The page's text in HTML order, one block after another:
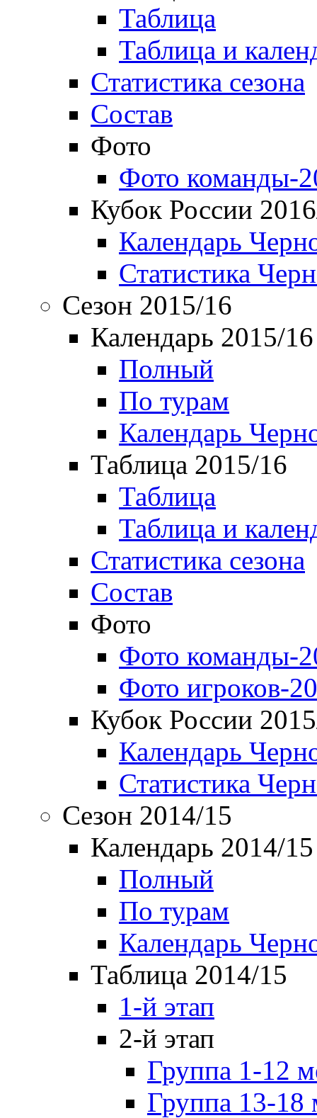
Таблица
Таблица и
Статистика сезона
Состав
Фото
Фото команды-
Кубок России
Календарь
Статистика
Сезон 2015/16
Календарь 2015/16
Полный
По турам
Календарь
Таблица 2015/16
Таблица
Таблица и
Статистика сезона
Состав
Фото
Фото команды-
Фото игроков-
Кубок России
Календарь
Статистика
Сезон 2014/15
Календарь 2014/15
Полный
По турам
Календарь
Таблица 2014/15
1-й этап
2-й этап
Группа 1-12
Группа 13-18